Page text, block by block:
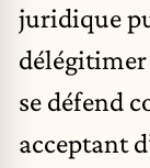
juridique
se défend
acceptant